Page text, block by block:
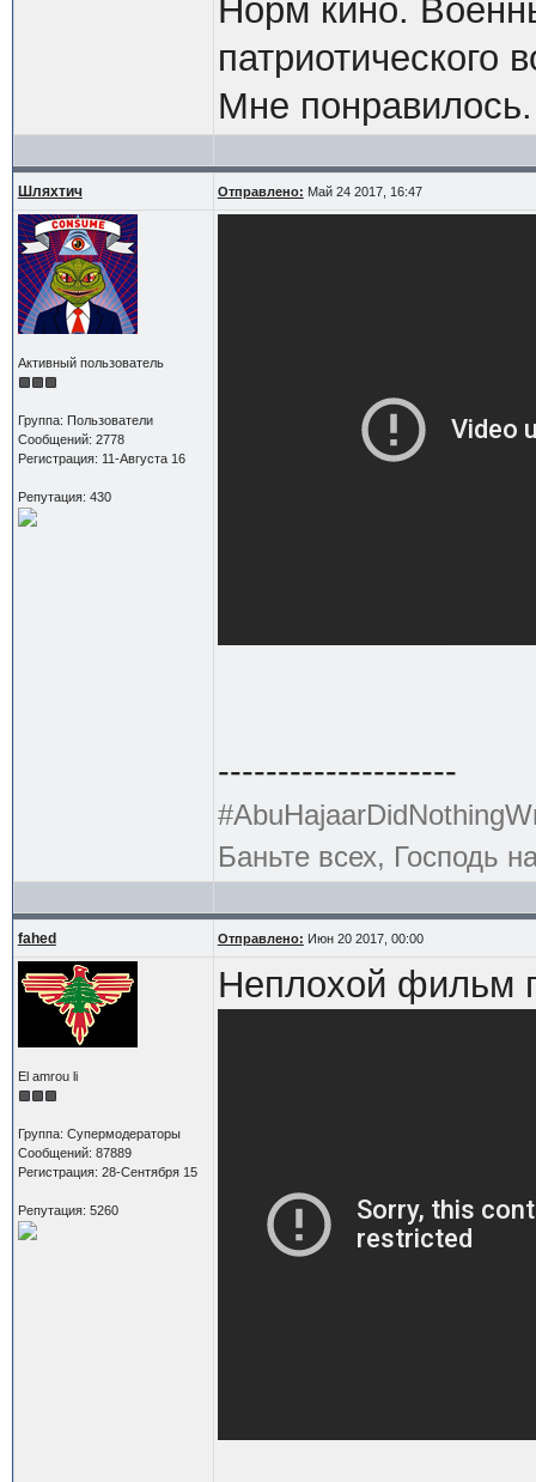
Норм кино.
патриотического
Мне понравилось.
Шляхтич Отправлено: Май 24 2017, 16:47
Активный пользователь
Группа: Пользователи
Сообщений: 2778
Регистрация: 11-Августа 16
Репутация: 430
--------------------
Баньте всех, Господь
fahed Отправлено: Июн 20 2017, 00:00
El amrou li
Группа: Супермодераторы
Сообщений: 87889
Регистрация: 28-Сентября 15
Репутация: 5260
Неплохой фильм